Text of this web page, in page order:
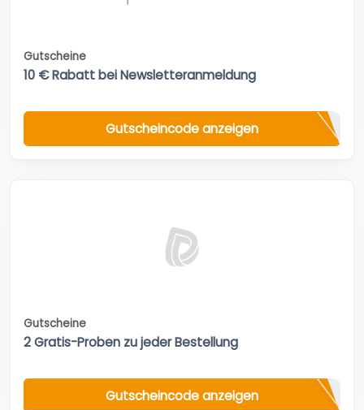
Gutscheine
10 € Rabatt bei Newsletteranmeldung
Gutscheincode anzeigen
Gutscheine
2 Gratis-Proben zu jeder Bestellung
Gutscheincode anzeigen